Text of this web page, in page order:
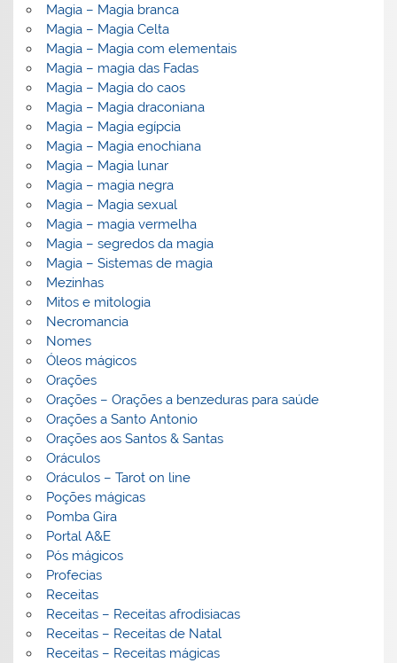
Magia – Magia branca
Magia – Magia Celta
Magia – Magia com elementais
Magia – magia das Fadas
Magia – Magia do caos
Magia – Magia draconiana
Magia – Magia egípcia
Magia – Magia enochiana
Magia – Magia lunar
Magia – magia negra
Magia – Magia sexual
Magia – magia vermelha
Magia – segredos da magia
Magia – Sistemas de magia
Mezinhas
Mitos e mitologia
Necromancia
Nomes
Óleos mágicos
Orações
Orações – Orações a benzeduras para saúde
Orações a Santo Antonio
Orações aos Santos & Santas
Oráculos
Oráculos – Tarot on line
Poções mágicas
Pomba Gira
Portal A&E
Pós mágicos
Profecias
Receitas
Receitas – Receitas afrodisiacas
Receitas – Receitas de Natal
Receitas – Receitas mágicas